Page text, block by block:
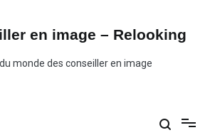
en image – Relooking
monde des conseiller en image